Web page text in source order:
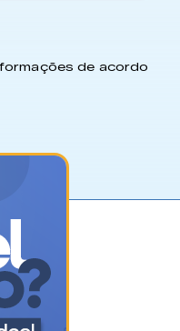
de acordo